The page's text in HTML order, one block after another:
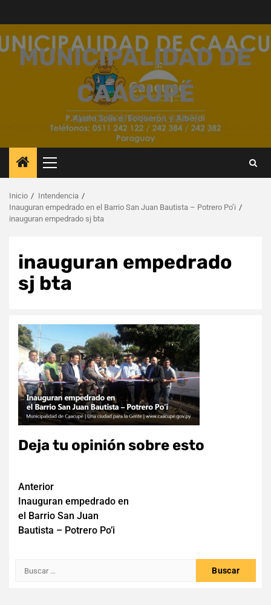
contenido
MUNICIPALIDAD DE
CAACUPÉ
UNA CIUDAD PARA LA GENTE
Menú
principal
Inicio
Intendencia
Inauguran empedrado en el Barrio San Juan Bautista – Potrero Po’i
inauguran empedrado sj bta
inauguran empedrado
sj bta
Deja tu opinión sobre esto
Navegación
de
entradas
Anterior
Inauguran empedrado en
el Barrio San Juan
Bautista – Potrero Po’i
Buscar: